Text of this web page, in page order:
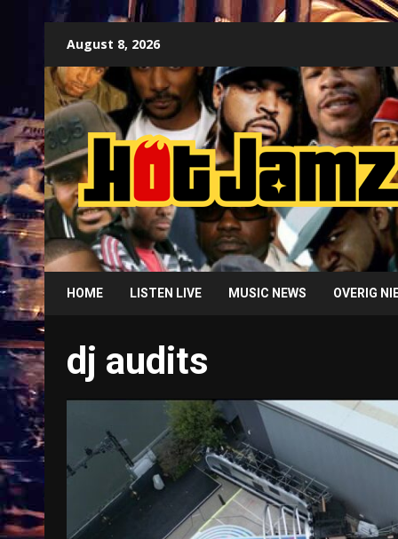
content
August 8, 2026
HOME LISTEN LIVE MUSIC NEWS OVERIG
dj audits
Treinkaartjes worden duurder,
abonnementen verdwijnen